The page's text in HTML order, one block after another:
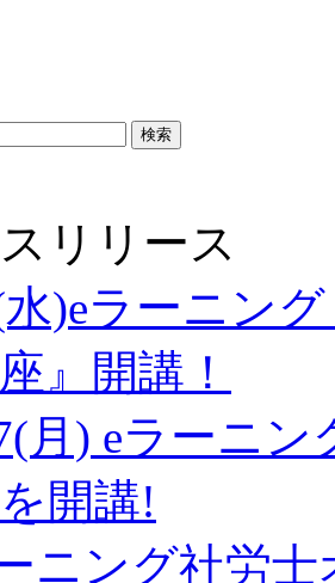
リリース
)eラーニン
』開講！
月) eラーニ
開講!
ニング社労